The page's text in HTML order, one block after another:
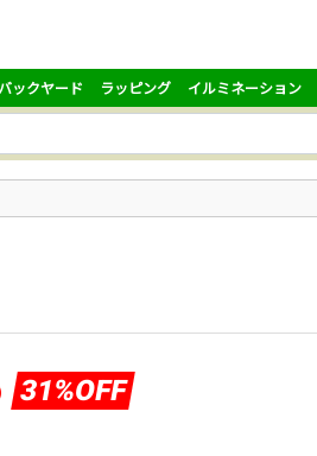
バックヤード ラッピング イルミネーション
31%OFF